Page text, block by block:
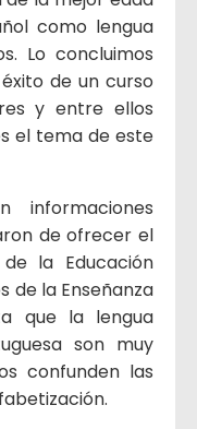
como lengua
Lo concluimos
de un curso
y entre ellos
el tema de este
informaciones
de ofrecer el
la Educación
de la Enseñanza
que la lengua
son muy
confunden las